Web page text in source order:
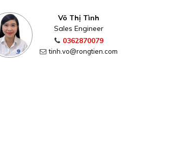
Võ Thị Tình
Sales Engineer
0362870079
tinh.vo@rongtien.com